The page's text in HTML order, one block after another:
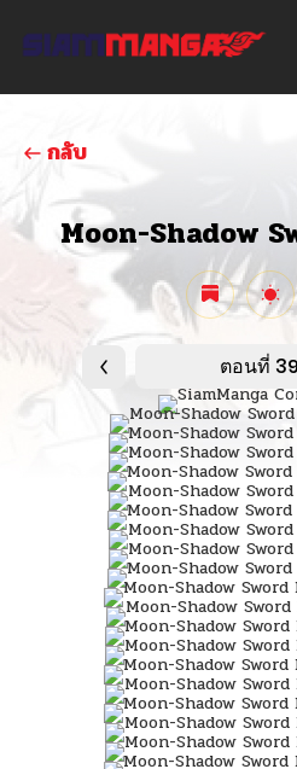
กลับ
Moon-Shadow
ตอนที่ 39